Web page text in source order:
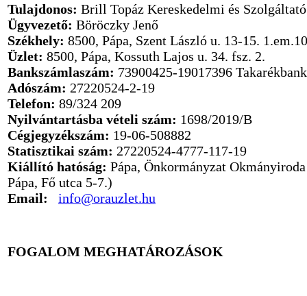
Tulajdonos: Brill Topáz Kereskedelmi és
Ügyvezető: Böröczky Jenő
Székhely: 8500, Pápa, Szent László u. 13-15.
Üzlet: 8500, Pápa, Kossuth Lajos u. 34. fsz. 2.
Bankszámlaszám: 73900425-19017396
Adószám: 27220524-2-19
Telefon: 89/324 209
Nyilvántartásba vételi szám: 1698/2019/B
Cégjegyzékszám: 19-06-508882
Statisztikai szám: 27220524-4777-117-19
Kiállító hatóság: Pápa, Önkormányzat
Pápa, Fő utca 5-7.)
Email:
info@orauzlet.hu
FOGALOM MEGHATÁROZÁSOK